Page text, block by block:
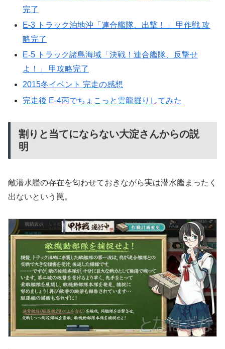
完了
E-3 トラック泊地沖「連合艦隊、出撃！」 甲作戦 攻
略完了
E-5 トラック諸島海域「決戦！連合艦隊、反撃せ
よ！」 甲攻略完了
2015冬イベント 完走の感想
完走後 E-4丙でちょこっと雲龍掘りしてみた
割りと当てにならない大淀さんからの説
明
敵潜水艦の存在を匂わせておきながら実は潜水艦まったく
出ないという罠。